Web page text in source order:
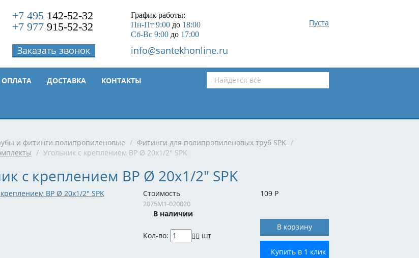
+7 495 142-52-32
+7 977 915-52-32
График работы:
Пн-Пт 9:00до 18:00
Сб-Вс 9:00до 17:00
Заказать звонок info@santekhonline.ru
Пуста
ОПЛАТА ДОСТАВКА КОНТАКТЫ
и фитинги полипропиленовые / Фитинги для полипропиленовых труб SPK /
/ Угольник с креплением ВР Ø 20x1/2" SPK
с креплением ВР Ø 20x1/2" SPK
Стоимость 109 Р
2075M1-020020
В наличии
Кол-во:
шт
Купить в 1 клик